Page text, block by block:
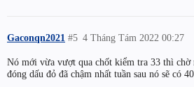
Gaconqn2021 4 Tháng Tám 2022 00:27
#5
Nó mới vừa vượt qua chốt kiểm tra 33 thì chờ
đóng dấu đỏ đã chậm nhất tuần sau nó sẽ có